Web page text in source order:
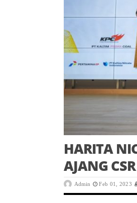
HARITA
AJANG
Admin Feb 01, 2023